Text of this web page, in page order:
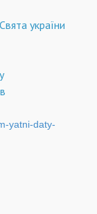
Свята україни
yatni-daty-